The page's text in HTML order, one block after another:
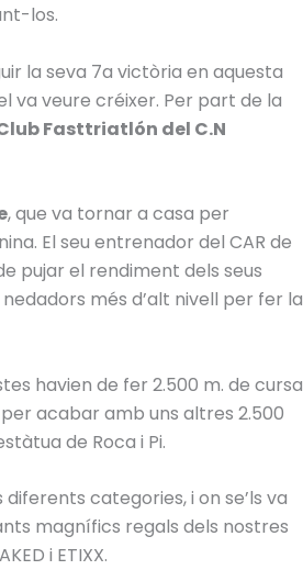
los.
la seva 7a victòria en aquesta
va veure créixer. Per part de la
Fasttriatlón del C.N
, que va tornar a casa per
El seu entrenador del CAR de
pujar el rendiment dels seus
més d’alt nivell per fer la
havien de fer 2.500 m. de cursa
acabar amb uns altres 2.500
de Roca i Pi.
categories, i on se’ls va
magnífics regals dels nostres
i ETIXX.